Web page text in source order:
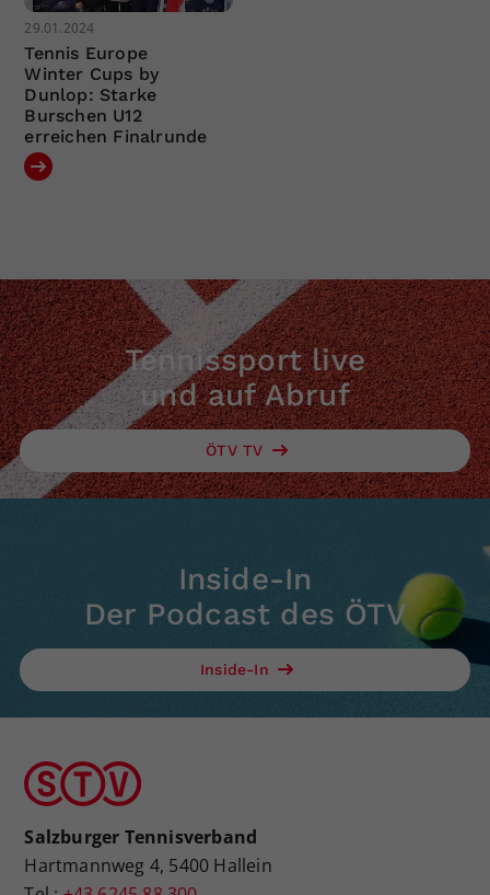
29.01.2024
Tennis Europe
Winter Cups by
Dunlop: Starke
Burschen U12
erreichen Finalrunde
Tennissport live
und auf Abruf
ÖTV TV
Inside-In
Der Podcast des ÖTV
Inside-In
Salzburger Tennisverband
Hartmannweg 4, 5400 Hallein